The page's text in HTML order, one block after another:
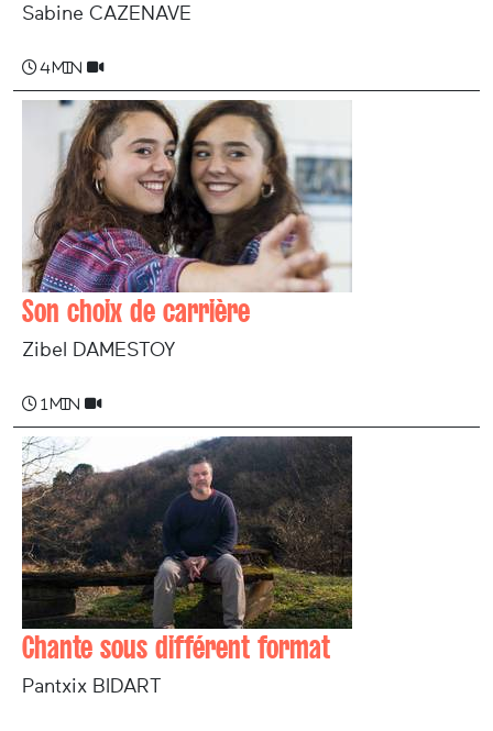
Sabine CAZENAVE
4 min
Son choix de carrière
Zibel DAMESTOY
1 min
Chante sous différent format
Pantxix BIDART